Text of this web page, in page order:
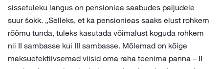
sissetuleku langus on pensioniea saabudes paljudele
suur šokk. „Selleks, et ka pensionieas saaks elust rohkem
rõõmu tunda, tuleks kasutada võimalust koguda rohkem
nii II sambasse kui III sambasse. Mõlemad on kõige
maksuefektiivsemad viisid oma raha teenima panna – II